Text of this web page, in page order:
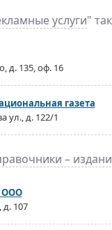
услуги"
д. 135, оф. 16
газета
ул., д. 122/1
–
ООО
107